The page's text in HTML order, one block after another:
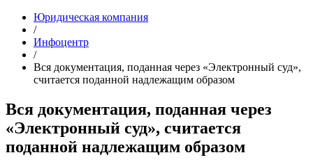
Юридическая компания
/
Инфоцентр
/
Вся документация, поданная через «Электронный суд»,
считается поданной надлежащим образом
Вся документация, поданная через
«Электронный суд», считается
поданной надлежащим образом